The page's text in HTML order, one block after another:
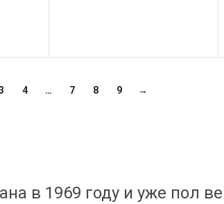
4 … 7 8 9 →
в 1969 году и уже пол